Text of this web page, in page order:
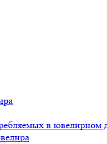
в ювелирном